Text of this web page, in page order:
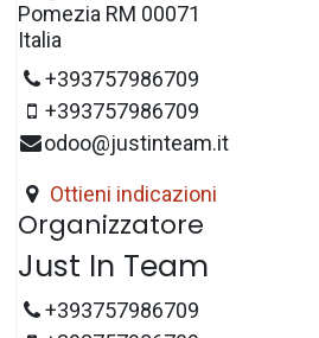
Pomezia RM 00071
Italia
+393757986709
+393757986709
odoo@justinteam.it
Ottieni indicazioni
Organizzatore
Just In Team
+393757986709